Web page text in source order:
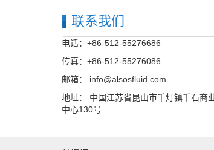
联系我们
电话：+86-512-55276686
传真：+86-512-55276086
邮箱：
info@alsosfluid.com
地址： 中国江苏省昆山市千灯镇千石商
中心130号